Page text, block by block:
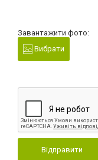
Завантажити фото:
Вибрати
Відправити